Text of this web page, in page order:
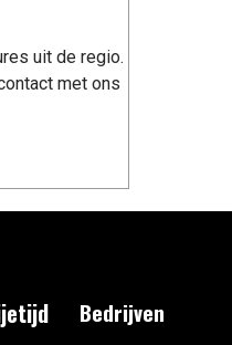
uit de regio.
met ons
Bedrijven